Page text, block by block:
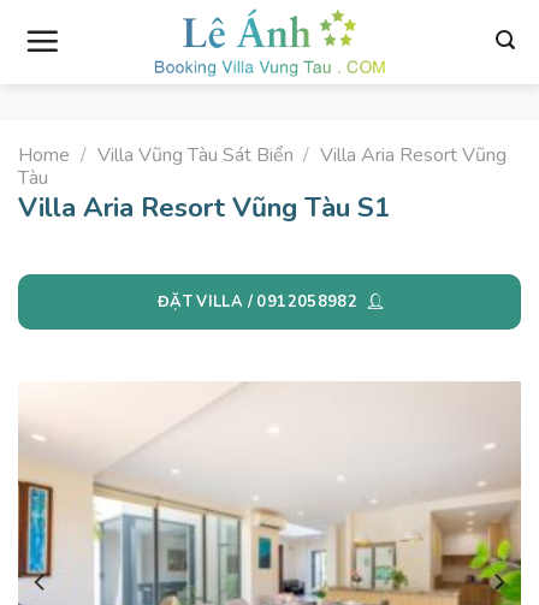
Home / Villa Vũng Tàu Sát Biển / Villa Aria Resort Vũng
Tàu
Villa Aria Resort Vũng Tàu S1
ĐẶT VILLA / 0912058982